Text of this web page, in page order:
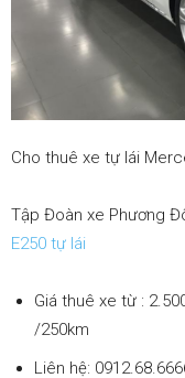
Cho thuê xe tự lái
Tập Đoàn xe Phương
E250 tự lái
Giá thuê xe từ :
/250km
Liên hệ: